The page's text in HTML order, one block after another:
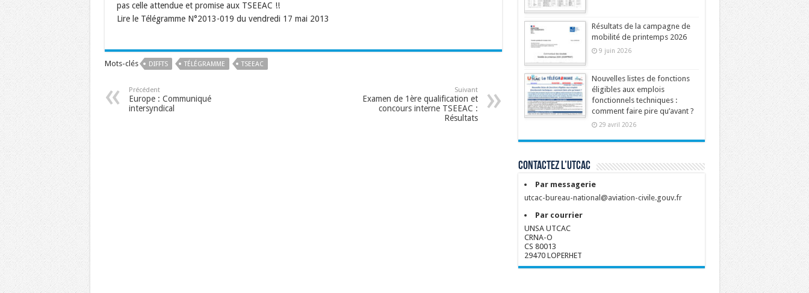
pas celle attendue et promise aux TSEEAC !!
Lire le Télégramme N°2013-019 du vendredi 17 mai 2013
Mots-clés DIFFTS TÉLÉGRAMME TSEEAC
Précédent
Europe : Communiqué
intersyndical
Suivant
Examen de 1ère qualification et
concours interne TSEEAC :
Résultats
Résultats de la campagne de
mobilité de printemps 2026
9 juin 2026
Nouvelles listes de fonctions
éligibles aux emplois
fonctionnels techniques :
comment faire pire qu’avant ?
29 avril 2026
Contactez l’UTCAC
Par messagerie
utcac-bureau-national@aviation-civile.gouv.fr
Par courrier
UNSA UTCAC
CRNA-O
CS 80013
29470 LOPERHET